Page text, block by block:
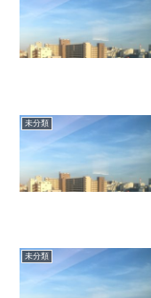
未分類
未分類